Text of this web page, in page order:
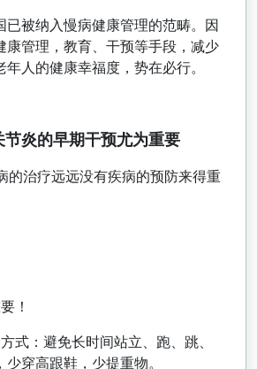
已被纳入慢病健康管理的范畴。因
康管理，教育、干预等手段，减少
人的健康幸福度，势在必行。
炎的早期干预尤为重要
的治疗远远没有疾病的预防来得重
！
式：避免长时间站立、跑、跳、
穿高跟鞋，少提重物。